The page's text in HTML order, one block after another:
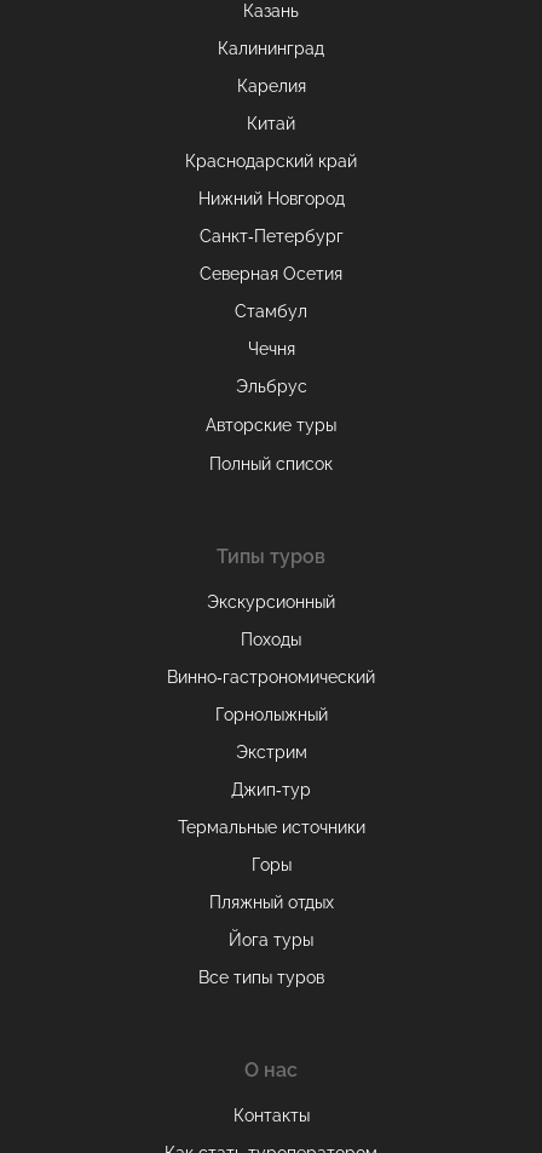
Казань
Калининград
Карелия
Китай
Краснодарский край
Нижний Новгород
Санкт-Петербург
Северная Осетия
Стамбул
Чечня
Эльбрус
Авторские туры
Полный список
Типы туров
Экскурсионный
Походы
Винно-гастрономический
Горнолыжный
Экстрим
Джип-тур
Термальные источники
Горы
Пляжный отдых
Йога туры
Все типы туров
О нас
Контакты